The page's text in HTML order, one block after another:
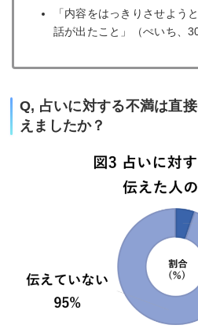
「内容をはっきりさせよう
話が出たこと」（ぺいち、
Q, 占いに対する不満は直
えましたか？